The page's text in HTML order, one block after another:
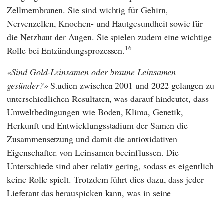
Zellmembranen. Sie sind wichtig für Gehirn,
Nervenzellen, Knochen- und Hautgesundheit sowie für
die Netzhaut der Augen. Sie spielen zudem eine wichtige
Rolle bei Entzündungsprozessen.16
Sind Gold-Leinsamen oder braune Leinsamen
gesünder? Studien zwischen 2001 und 2022 gelangen zu
unterschiedlichen Resultaten, was darauf hindeutet, dass
Umweltbedingungen wie Boden, Klima, Genetik,
Herkunft und Entwicklungsstadium der Samen die
Zusammensetzung und damit die antioxidativen
Eigenschaften von Leinsamen beeinflussen. Die
Unterschiede sind aber relativ gering, sodass es eigentlich
keine Rolle spielt. Trotzdem führt dies dazu, dass jeder
Lieferant das herauspicken kann, was in seine